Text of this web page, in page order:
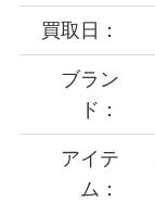
買取日：
ブラン
ド：
アイテ
ム：